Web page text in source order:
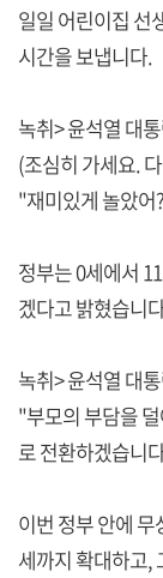
일일 어린이집 선
시간을 보냅니다.
녹취> 윤석열 대
(조심히 가세요.
"재미있게 놀았어
정부는 0세에서
겠다고 밝혔습니
녹취> 윤석열 대
"부모의 부담을
로 전환하겠습니
이번 정부 안에
세까지 확대하고,